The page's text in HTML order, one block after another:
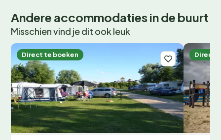
populaire periodes zijn snel volgeboekt.
Andere accommodaties in de buurt
Misschien vind je dit ook leuk
Direct te boeken Direct